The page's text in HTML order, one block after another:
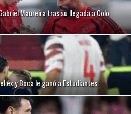
Maureira tras su llegada a Colo
ex y Boca le ganó a Estudiantes